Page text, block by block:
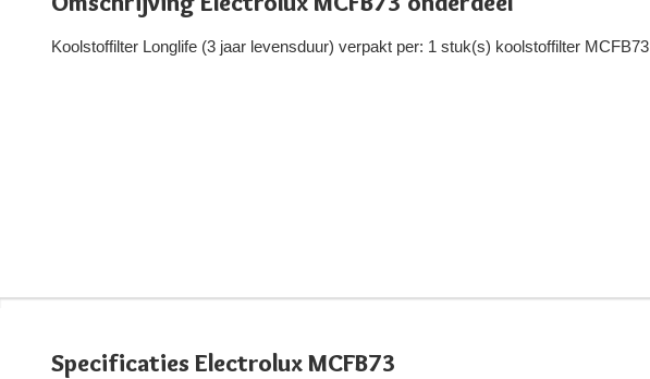
Koolstoffilter Longlife (3 jaar levensduur) verpakt per: 1 stuk(s) koolstoffilter MCFB73
Specificaties Electrolux MCFB73